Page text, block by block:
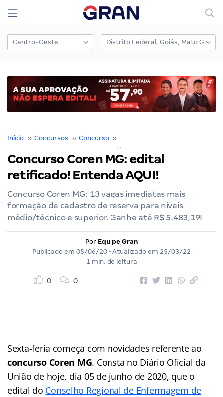
Início ›› Concursos ›› Concurso ››
Concurso Coren MG: edital
retificado! Entenda AQUI!
Concurso Coren MG: 13 vagas imediatas mais
formação de cadastro de reserva para níveis
médio/técnico e superior. Ganhe até R$ 5.483,19!
Por Equipe Gran
Publicado em 05/06/20 • Atualizado em 25/03/22
1 min. de leitura
0 0
Sexta-feria começa com novidades referente ao
concurso Coren MG. Consta no Diário Oficial da
União de hoje, dia 05 de junho de 2020, que o
edital do Conselho Regional de Enfermagem de